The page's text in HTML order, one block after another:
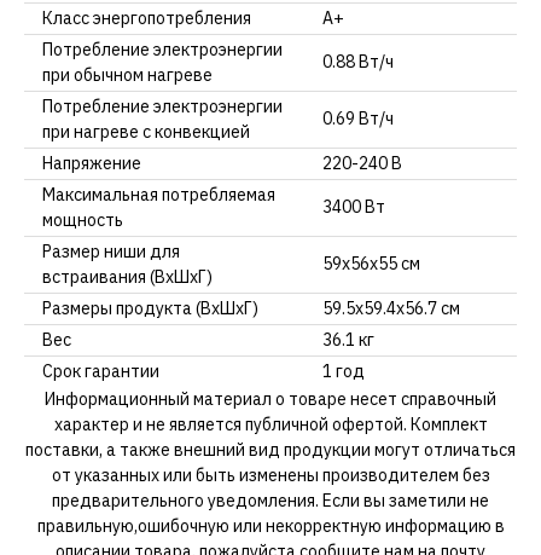
Класс энергопотребления
A+
Потребление электроэнергии
при обычном нагреве
0.88 Вт/ч
Потребление электроэнергии
при нагреве с конвекцией
0.69 Вт/ч
Напряжение
220-240 В
Максимальная потребляемая
мощность
3400 Вт
Размер ниши для
встраивания (ВхШхГ)
59х56х55 см
Размеры продукта (ВхШхГ)
59.5х59.4х56.7 см
Вес
36.1 кг
Срок гарантии
1 год
Информационный материал о товаре несет справочный
характер и не является публичной офертой. Комплект
поставки, а также внешний вид продукции могут отличаться
от указанных или быть изменены производителем без
предварительного уведомления. Если вы заметили не
правильную,ошибочную или некорректную информацию в